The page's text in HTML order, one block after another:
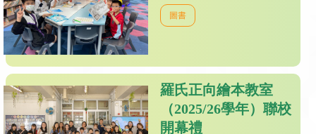
圖書
羅氏正向繪本教室
（2025/26學年）聯校
開幕禮